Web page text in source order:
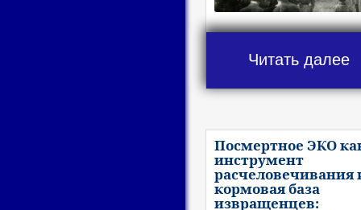
Читать далее
Посмертное ЭКО
инструмент
расчеловечивания
кормовая база
извращенцев: